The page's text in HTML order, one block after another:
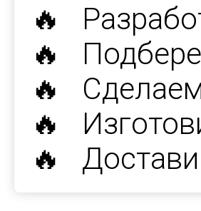
🔥
🔥
🔥
🔥
🔥